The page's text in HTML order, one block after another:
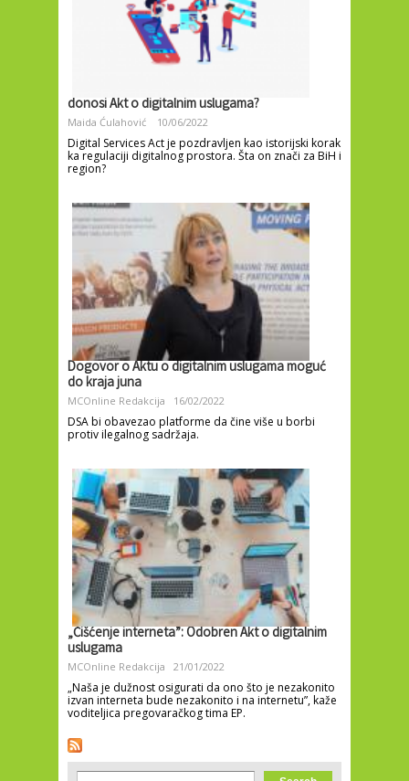
donosi Akt o digitalnim uslugama?
Maida Ćulahović 10/06/2022
Digital Services Act je pozdravljen kao istorijski korak
ka regulaciji digitalnog prostora. Šta on znači za BiH i
region?
Dogovor o Aktu o digitalnim uslugama moguć
do kraja juna
MCOnline Redakcija 16/02/2022
DSA bi obavezao platforme da čine više u borbi
protiv ilegalnog sadržaja.
„Čišćenje interneta”: Odobren Akt o digitalnim
uslugama
MCOnline Redakcija 21/01/2022
„Naša je dužnost osigurati da ono što je nezakonito
izvan interneta bude nezakonito i na internetu”, kaže
voditeljica pregovaračkog tima EP.